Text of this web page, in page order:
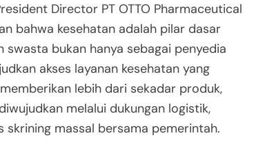
Director PT OTTO Pharmaceutical
bahwa kesehatan adalah pilar dasar
swasta bukan hanya sebagai penyedia
akses layanan kesehatan yang
lebih dari sekadar produk,
melalui dukungan logistik,
skrining massal bersama pemerintah.